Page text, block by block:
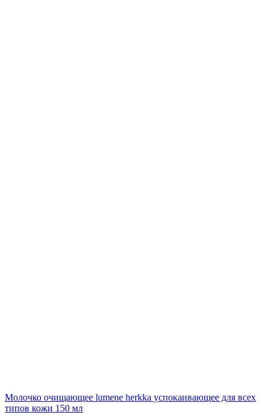
Молочко очищающее lumene herkka успокаивающее для всех
типов кожи 150 мл